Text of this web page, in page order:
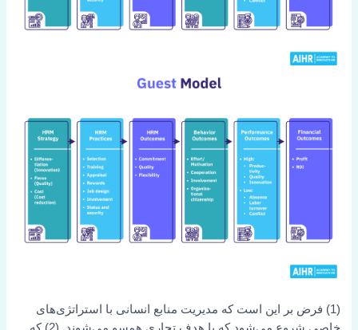
(1) فرض بر این است که مدیریت منابع انسانی با استراتژی‌های
خاصی شروع می‌شود که با هدف تجاری همسو می‌شوند. (2) که